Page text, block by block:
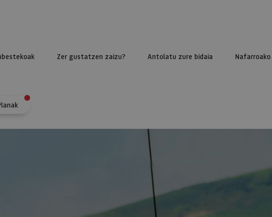
Zer gustatzen zaizu? Antolatu zure bidaia